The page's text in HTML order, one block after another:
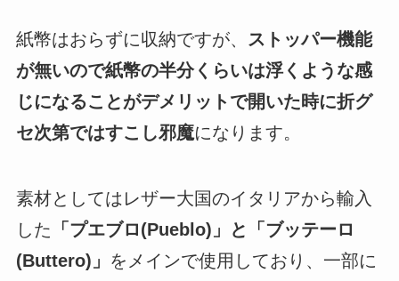
紙幣はおらずに収納ですが、 ストッパー機能
が無いので紙幣の半分くらいは浮くような感
じになることがデメリットで開いた時に折グ
セ次第ではすこし邪魔になります。
素材としてはレザー大国のイタリアから輸入
した 「プエブロ(Pueblo)」と「ブッテーロ
(Buttero)」 をメインで使用しており、一部に